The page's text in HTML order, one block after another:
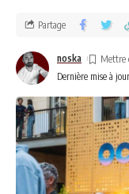
Dernière mise à
noska
Partage